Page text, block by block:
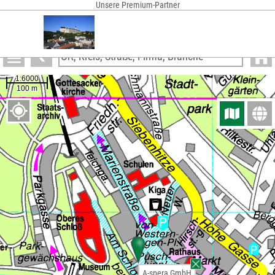
Unsere Premium-Partner
A-spera GmbH